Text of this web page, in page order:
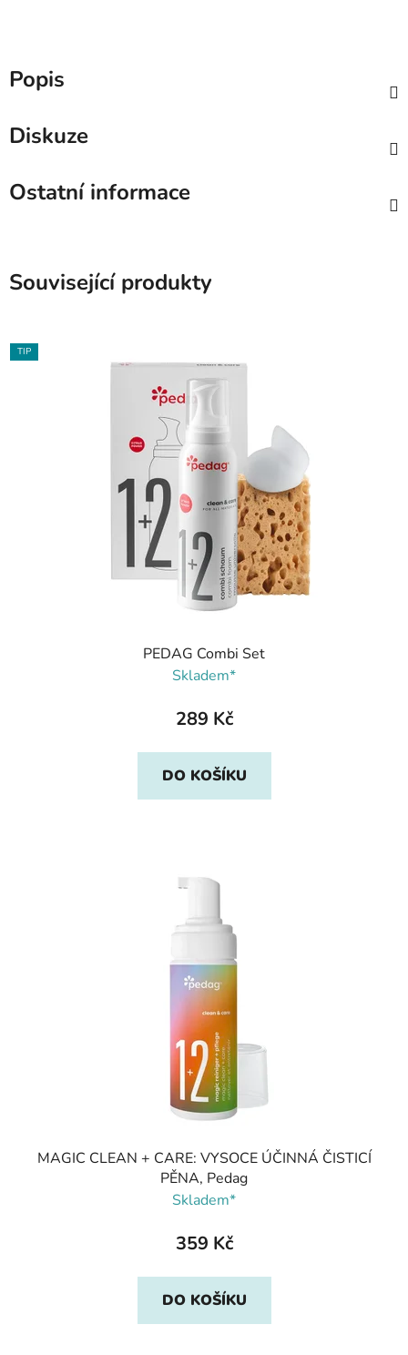
Popis
Diskuze
Ostatní informace
Související produkty
TIP
PEDAG Combi Set
Skladem*
289 Kč
DO KOŠÍKU
MAGIC CLEAN + CARE: VYSOCE ÚČINNÁ ČISTICÍ
PĚNA, Pedag
Skladem*
359 Kč
DO KOŠÍKU